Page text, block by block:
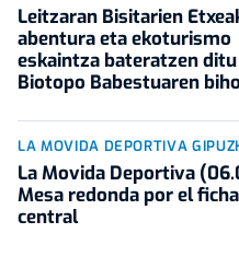
Leitzaran Bisitarien
abentura eta ekoturismo
eskaintza bateratzen ditu
Biotopo Babestuaren
LA MOVIDA DEPORTIVA
La Movida Deportiva
Mesa redonda por el
central